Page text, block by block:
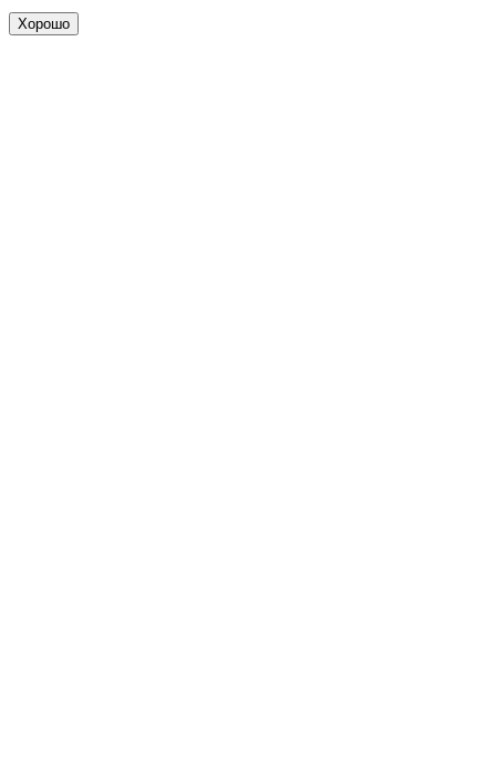
Хорошо